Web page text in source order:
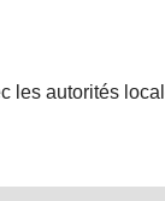
les autorités